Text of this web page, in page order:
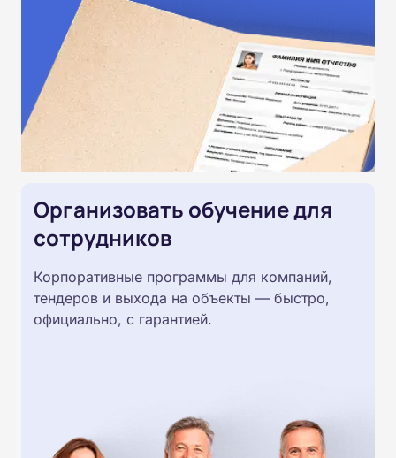
Организовать обучение для
сотрудников
Корпоративные программы для компаний,
тендеров и выхода на объекты — быстро,
официально, с гарантией.